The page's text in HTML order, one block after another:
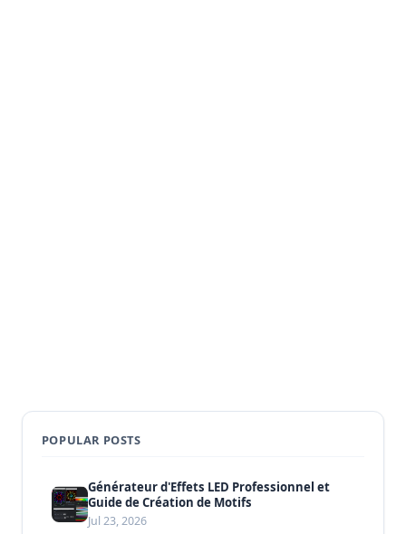
POPULAR POSTS
Générateur d'Effets LED Professionnel et
Guide de Création de Motifs
Jul 23, 2026